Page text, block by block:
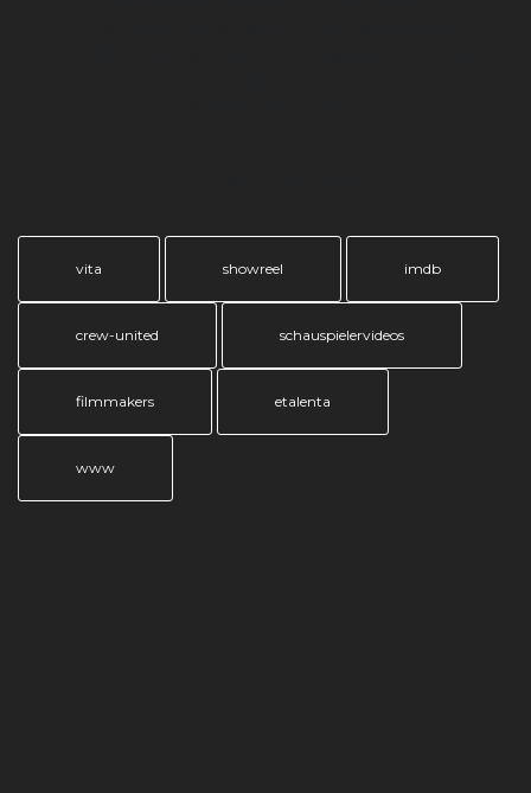
vita showreel imdb
crew-united schauspielervideos
filmmakers etalenta
www